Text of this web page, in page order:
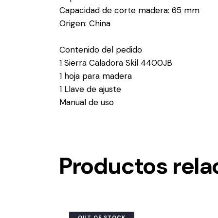
Capacidad de corte madera: 65 mm
Origen: China
Contenido del pedido
1 Sierra Caladora Skil 4400JB
1 hoja para madera
1 Llave de ajuste
Manual de uso
Productos